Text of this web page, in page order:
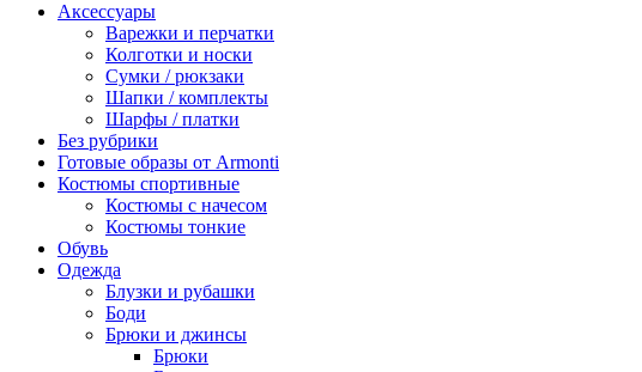
Аксессуары
Варежки и перчатки
Колготки и носки
Сумки / рюкзаки
Шапки / комплекты
Шарфы / платки
Без рубрики
Готовые образы от Armonti
Костюмы спортивные
Костюмы с начесом
Костюмы тонкие
Обувь
Одежда
Блузки и рубашки
Боди
Брюки и джинсы
Брюки